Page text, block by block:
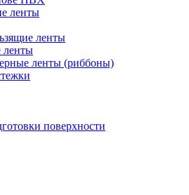
ленты
ленты
ленты
ленты (риббоны)
поверхности